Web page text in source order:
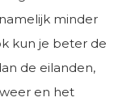
minder
kun je beter de
de eilanden,
en het